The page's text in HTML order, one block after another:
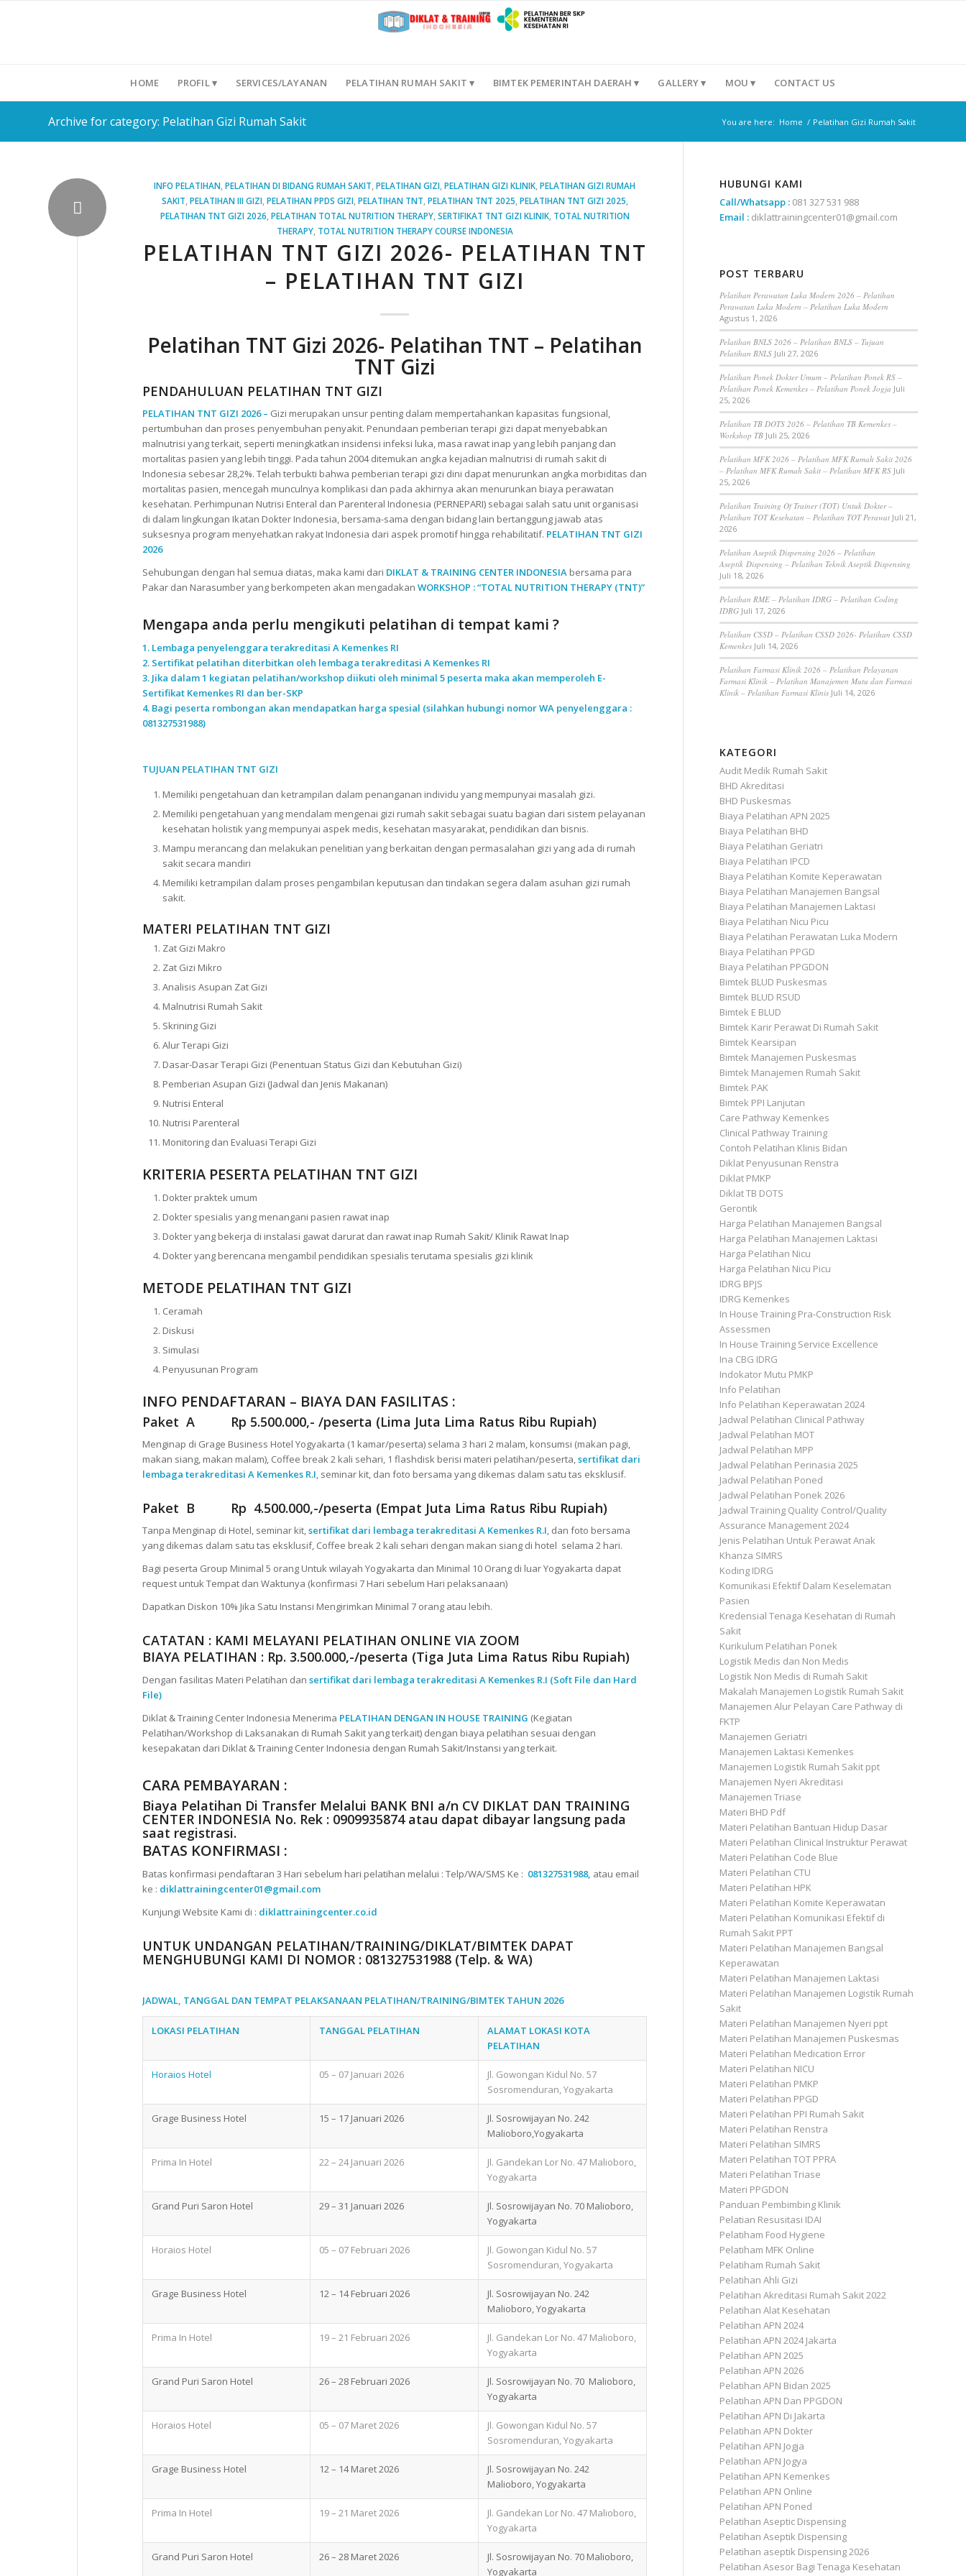
HOME PROFIL ▾ SERVICES/LAYANAN PELATIHAN RUMAH SAKIT ▾ BIMTEK PEMERINTAH DAERAH ▾ GALLERY ▾ MOU ▾ CONTACT US
Archive for category: Pelatihan Gizi Rumah Sakit You are here: Home / Pelatihan Gizi Rumah Sakit
INFO PELATIHAN ,PELATIHAN DI BIDANG RUMAH SAKIT ,PELATIHAN GIZI ,PELATIHAN GIZI KLINIK ,PELATIHAN GIZI RUMAH
SAKIT PELATIHAN III GIZI PELATIHAN PPDS GIZI PELATIHAN TNT PELATIHAN TNT 2025 PELATIHAN TNT GIZI 2025
PELATIHAN TNT GIZI 2026 PELATIHAN TOTAL NUTRITION THERAPY, SERTIFIKAT TNT GIZI KLINIK, TOTAL NUTRITION
THERAPY, TOTAL NUTRITION THERAPY COURSE INDONESIA
PELATIHAN TNT GIZI 2026- PELATIHAN TNT
– PELATIHAN TNT GIZI
Pelatihan TNT Gizi 2026- Pelatihan TNT – Pelatihan
TNT Gizi
PENDAHULUAN PELATIHAN TNT GIZI
PELATIHAN TNT GIZI 2026 – Gizi merupakan unsur penting dalam mempertahankan kapasitas fungsional,
pertumbuhan dan proses penyembuhan penyakit. Penundaan pemberian terapi gizi dapat menyebabkan
malnutrisi yang terkait, seperti meningkatkan insidensi infeksi luka, masa rawat inap yang lebih panjang dan
mortalitas pasien yang lebih tinggi. Pada tahun 2004 ditemukan angka kejadian malnutrisi di rumah sakit di
Indonesia sebesar 28,2%. Telah terbukti bahwa pemberian terapi gizi dini dapat menurunkan angka morbiditas dan
mortalitas pasien, mencegah munculnya komplikasi dan pada akhirnya akan menurunkan biaya perawatan
kesehatan. Perhimpunan Nutrisi Enteral dan Parenteral Indonesia (PERNEPARI) sebagai salah satu unit organisasi
di dalam lingkungan Ikatan Dokter Indonesia, bersama-sama dengan bidang lain bertanggung jawab atas
suksesnya program menyehatkan rakyat Indonesia dari aspek promotif hingga rehabilitatif. PELATIHAN TNT GIZI
2026
Sehubungan dengan hal semua diatas, maka kami dari DIKLAT & TRAINING CENTER INDONESIA bersama para
Pakar dan Narasumber yang berkompeten akan mengadakan WORKSHOP : “TOTAL NUTRITION THERAPY (TNT)”
Mengapa anda perlu mengikuti pelatihan di tempat kami ?
1. Lembaga penyelenggara terakreditasi A Kemenkes RI
2. Sertifikat pelatihan diterbitkan oleh lembaga terakreditasi A Kemenkes RI
3. Jika dalam 1 kegiatan pelatihan/workshop diikuti oleh minimal 5 peserta maka akan memperoleh E-
Sertifikat Kemenkes RI dan ber-SKP
4. Bagi peserta rombongan akan mendapatkan harga spesial (silahkan hubungi nomor WA penyelenggara :
081327531988)
TUJUAN PELATIHAN TNT GIZI
Memiliki pengetahuan dan ketrampilan dalam penanganan individu yang mempunyai masalah gizi.
Memiliki pengetahuan yang mendalam mengenai gizi rumah sakit sebagai suatu bagian dari sistem pelayanan
kesehatan holistik yang mempunyai aspek medis, kesehatan masyarakat, pendidikan dan bisnis.
Mampu merancang dan melakukan penelitian yang berkaitan dengan permasalahan gizi yang ada di rumah
sakit secara mandiri
Memiliki ketrampilan dalam proses pengambilan keputusan dan tindakan segera dalam asuhan gizi rumah
sakit.
MATERI PELATIHAN TNT GIZI
Zat Gizi Makro
Zat Gizi Mikro
Analisis Asupan Zat Gizi
Malnutrisi Rumah Sakit
Skrining Gizi
Alur Terapi Gizi
Dasar-Dasar Terapi Gizi (Penentuan Status Gizi dan Kebutuhan Gizi)
Pemberian Asupan Gizi (Jadwal dan Jenis Makanan)
Nutrisi Enteral
Nutrisi Parenteral
Monitoring dan Evaluasi Terapi Gizi
KRITERIA PESERTA PELATIHAN TNT GIZI
Dokter praktek umum
Dokter spesialis yang menangani pasien rawat inap
Dokter yang bekerja di instalasi gawat darurat dan rawat inap Rumah Sakit/ Klinik Rawat Inap
Dokter yang berencana mengambil pendidikan spesialis terutama spesialis gizi klinik
METODE PELATIHAN TNT GIZI
Ceramah
Diskusi
Simulasi
Penyusunan Program
INFO PENDAFTARAN – BIAYA DAN FASILITAS :
Paket A Rp 5.500.000,- /peserta (Lima Juta Lima Ratus Ribu Rupiah)
Menginap di Grage Business Hotel Yogyakarta (1 kamar/peserta) selama 3 hari 2 malam, konsumsi (makan pagi,
makan siang, makan malam), Coffee break 2 kali sehari, 1 flashdisk berisi materi pelatihan/peserta,sertifikat dari
lembaga terakreditasi A Kemenkes R.I, seminar kit, dan foto bersama yang dikemas dalam satu tas eksklusif.
Paket B Rp 4.500.000,-/peserta (Empat Juta Lima Ratus Ribu Rupiah)
Tanpa Menginap di Hotel, seminar kit,sertifikat dari lembaga terakreditasi A Kemenkes R.I, dan foto bersama
yang dikemas dalam satu tas eksklusif, Coffee break 2 kali sehari dengan makan siang di hotel selama 2 hari.
Bagi peserta Group Minimal 5 orang Untuk wilayah Yogyakarta dan Minimal 10 Orang di luar Yogyakarta dapat
request untuk Tempat dan Waktunya (konfirmasi 7 Hari sebelum Hari pelaksanaan)
Dapatkan Diskon 10% Jika Satu Instansi Mengirimkan Minimal 7 orang atau lebih.
CATATAN : KAMI MELAYANI PELATIHAN ONLINE VIA ZOOM
BIAYA PELATIHAN : Rp. 3.500.000,-/peserta (Tiga Juta Lima Ratus Ribu Rupiah)
Dengan fasilitas Materi Pelatihan dan sertifikat dari lembaga terakreditasi A Kemenkes R.I (Soft File dan Hard
File)
Diklat & Training Center Indonesia Menerima PELATIHAN DENGAN IN HOUSE TRAINING (Kegiatan
Pelatihan/Workshop di Laksanakan di Rumah Sakit yang terkait) dengan biaya pelatihan sesuai dengan
kesepakatan dari Diklat & Training Center Indonesia dengan Rumah Sakit/Instansi yang terkait.
CARA PEMBAYARAN :
Biaya Pelatihan Di Transfer Melalui BANK BNI a/n CV DIKLAT DAN TRAINING
CENTER INDONESIA No. Rek : 0909935874atau dapat dibayar langsung pada
saat registrasi.
BATAS KONFIRMASI :
Batas konfirmasi pendaftaran 3 Hari sebelum hari pelatihan melalui : Telp/WA/SMS Ke : 081327531988, atau email
ke : diklattrainingcenter01@gmail.com
Kunjungi Website Kami di : diklattrainingcenter.co.id
UNTUK UNDANGAN PELATIHAN/TRAINING/DIKLAT/BIMTEK DAPAT
MENGHUBUNGI KAMI DI NOMOR : 081327531988 (Telp. & WA)
JADWAL, TANGGAL DAN TEMPAT PELAKSANAAN PELATIHAN/TRAINING/BIMTEK TAHUN 2026
LOKASI PELATIHAN TANGGAL PELATIHAN
ALAMAT LOKASI KOTA
PELATIHAN
Horaios Hotel 05 – 07 Januari 2026
Jl. Gowongan Kidul No. 57
Sosromenduran, Yogyakarta
Grage Business Hotel 15 – 17 Januari 2026
Jl. Sosrowijayan No. 242
Malioboro,Yogyakarta
Prima In Hotel 22 – 24 Januari 2026
Jl. Gandekan Lor No. 47 Malioboro,
Yogyakarta
Grand Puri Saron Hotel 29 – 31 Januari 2026
Jl. Sosrowijayan No. 70 Malioboro,
Yogyakarta
Horaios Hotel 05 – 07 Februari 2026
Jl. Gowongan Kidul No. 57
Sosromenduran, Yogyakarta
Grage Business Hotel 12 – 14 Februari 2026
Jl. Sosrowijayan No. 242
Malioboro, Yogyakarta
Prima In Hotel 19 – 21 Februari 2026
Jl. Gandekan Lor No. 47 Malioboro,
Yogyakarta
Grand Puri Saron Hotel 26 – 28 Februari 2026
Jl. Sosrowijayan No. 70 Malioboro,
Yogyakarta
Horaios Hotel 05 – 07 Maret 2026
Jl. Gowongan Kidul No. 57
Sosromenduran, Yogyakarta
Grage Business Hotel 12 – 14 Maret 2026
Jl. Sosrowijayan No. 242
Malioboro, Yogyakarta
Prima In Hotel 19 – 21 Maret 2026
Jl. Gandekan Lor No. 47 Malioboro,
Yogyakarta
Grand Puri Saron Hotel 26 – 28 Maret 2026
Jl. Sosrowijayan No. 70 Malioboro,
Yogyakarta
HUBUNGI KAMI
Call/Whatsapp : 081 327 531 988
Email : diklattrainingcenter01@gmail.com
POST TERBARU
Pelatihan Perawatan Luka Modern 2026 – Pelatihan
Perawatan Luka Modern – Pelatihan Luka Modern
Agustus 1, 2026
Pelatihan BNLS 2026 – Pelatihan BNLS – Tujuan
Pelatihan BNLS Juli 27, 2026
Pelatihan Ponek Dokter Umum – Pelatihan Ponek RS –
Pelatihan Ponek Kemenkes – Pelatihan Ponek Jogja Juli
25, 2026
Pelatihan TB DOTS 2026 – Pelatihan TB Kemenkes –
Workshop TB Juli 25, 2026
Pelatihan MFK 2026 – Pelatihan MFK Rumah Sakit 2026
– Pelatihan MFK Rumah Sakit – Pelatihan MFK RS Juli
25, 2026
Pelatihan Training Of Trainer (TOT) Untuk Dokter –
Pelatihan TOT Kesehatan – Pelatihan TOT Perawat Juli 21,
2026
Pelatihan Aseptik Dispensing 2026 – Pelatihan
Aseptik Dispensing – Pelatihan Teknik Aseptik Dispensing
Juli 18, 2026
Pelatihan RME – Pelatihan IDRG – Pelatihan Coding
IDRG Juli 17, 2026
Pelatihan CSSD – Pelatihan CSSD 2026- Pelatihan CSSD
Kemenkes Juli 14, 2026
Pelatihan Farmasi Klinik 2026 – Pelatihan Pelayanan
Farmasi Klinik – Pelatihan Manajemen Mutu dan Farmasi
Klinik – Pelatihan Farmasi Klinis Juli 14, 2026
KATEGORI
Audit Medik Rumah Sakit
BHD Akreditasi
BHD Puskesmas
Biaya Pelatihan APN 2025
Biaya Pelatihan BHD
Biaya Pelatihan Geriatri
Biaya Pelatihan IPCD
Biaya Pelatihan Komite Keperawatan
Biaya Pelatihan Manajemen Bangsal
Biaya Pelatihan Manajemen Laktasi
Biaya Pelatihan Nicu Picu
Biaya Pelatihan Perawatan Luka Modern
Biaya Pelatihan PPGD
Biaya Pelatihan PPGDON
Bimtek BLUD Puskesmas
Bimtek BLUD RSUD
Bimtek E BLUD
Bimtek Karir Perawat Di Rumah Sakit
Bimtek Kearsipan
Bimtek Manajemen Puskesmas
Bimtek Manajemen Rumah Sakit
Bimtek PAK
Bimtek PPI Lanjutan
Care Pathway Kemenkes
Clinical Pathway Training
Contoh Pelatihan Klinis Bidan
Diklat Penyusunan Renstra
Diklat PMKP
Diklat TB DOTS
Gerontik
Harga Pelatihan Manajemen Bangsal
Harga Pelatihan Manajemen Laktasi
Harga Pelatihan Nicu
Harga Pelatihan Nicu Picu
IDRG BPJS
IDRG Kemenkes
In House Training Pra-Construction Risk
Assessmen
In House Training Service Excellence
Ina CBG IDRG
Indokator Mutu PMKP
Info Pelatihan
Info Pelatihan Keperawatan 2024
Jadwal Pelatihan Clinical Pathway
Jadwal Pelatihan MOT
Jadwal Pelatihan MPP
Jadwal Pelatihan Perinasia 2025
Jadwal Pelatihan Poned
Jadwal Pelatihan Ponek 2026
Jadwal Training Quality Control/Quality
Assurance Management 2024
Jenis Pelatihan Untuk Perawat Anak
Khanza SIMRS
Koding IDRG
Komunikasi Efektif Dalam Keselematan
Pasien
Kredensial Tenaga Kesehatan di Rumah
Sakit
Kurikulum Pelatihan Ponek
Logistik Medis dan Non Medis
Logistik Non Medis di Rumah Sakit
Makalah Manajemen Logistik Rumah Sakit
Manajemen Alur Pelayan Care Pathway di
FKTP
Manajemen Geriatri
Manajemen Laktasi Kemenkes
Manajemen Logistik Rumah Sakit ppt
Manajemen Nyeri Akreditasi
Manajemen Triase
Materi BHD Pdf
Materi Pelatihan Bantuan Hidup Dasar
Materi Pelatihan Clinical Instruktur Perawat
Materi Pelatihan Code Blue
Materi Pelatihan CTU
Materi Pelatihan HPK
Materi Pelatihan Komite Keperawatan
Materi Pelatihan Komunikasi Efektif di
Rumah Sakit PPT
Materi Pelatihan Manajemen Bangsal
Keperawatan
Materi Pelatihan Manajemen Laktasi
Materi Pelatihan Manajemen Logistik Rumah
Sakit
Materi Pelatihan Manajemen Nyeri ppt
Materi Pelatihan Manajemen Puskesmas
Materi Pelatihan Medication Error
Materi Pelatihan NICU
Materi Pelatihan PMKP
Materi Pelatihan PPGD
Materi Pelatihan PPI Rumah Sakit
Materi Pelatihan Renstra
Materi Pelatihan SIMRS
Materi Pelatihan TOT PPRA
Materi Pelatihan Triase
Materi PPGDON
Panduan Pembimbing Klinik
Pelatian Resusitasi IDAI
Pelatiham Food Hygiene
Pelatiham MFK Online
Pelatiham Rumah Sakit
Pelatihan Ahli Gizi
Pelatihan Akreditasi Rumah Sakit 2022
Pelatihan Alat Kesehatan
Pelatihan APN 2024
Pelatihan APN 2024 Jakarta
Pelatihan APN 2025
Pelatihan APN 2026
Pelatihan APN Bidan 2025
Pelatihan APN Dan PPGDON
Pelatihan APN Di Jakarta
Pelatihan APN Dokter
Pelatihan APN Jogja
Pelatihan APN Jogya
Pelatihan APN Kemenkes
Pelatihan APN Online
Pelatihan APN Poned
Pelatihan Aseptic Dispensing
Pelatihan Aseptik Dispensing
Pelatihan aseptik Dispensing 2026
Pelatihan Asesor Bagi Tenaga Kesehatan